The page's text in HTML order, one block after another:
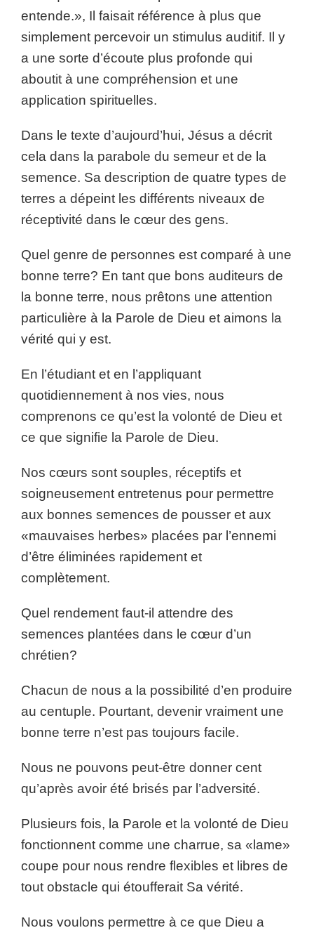
entende.», Il faisait référence à plus que
simplement percevoir un stimulus auditif. Il y
a une sorte d’écoute plus profonde qui
aboutit à une compréhension et une
application spirituelles.
Dans le texte d’aujourd’hui, Jésus a décrit
cela dans la parabole du semeur et de la
semence. Sa description de quatre types de
terres a dépeint les différents niveaux de
réceptivité dans le cœur des gens.
Quel genre de personnes est comparé à une
bonne terre? En tant que bons auditeurs de
la bonne terre, nous prêtons une attention
particulière à la Parole de Dieu et aimons la
vérité qui y est.
En l’étudiant et en l’appliquant
quotidiennement à nos vies, nous
comprenons ce qu’est la volonté de Dieu et
ce que signifie la Parole de Dieu.
Nos cœurs sont souples, réceptifs et
soigneusement entretenus pour permettre
aux bonnes semences de pousser et aux
«mauvaises herbes» placées par l’ennemi
d’être éliminées rapidement et
complètement.
Quel rendement faut-il attendre des
semences plantées dans le cœur d’un
chrétien?
Chacun de nous a la possibilité d’en produire
au centuple. Pourtant, devenir vraiment une
bonne terre n’est pas toujours facile.
Nous ne pouvons peut-être donner cent
qu’après avoir été brisés par l’adversité.
Plusieurs fois, la Parole et la volonté de Dieu
fonctionnent comme une charrue, sa «lame»
coupe pour nous rendre flexibles et libres de
tout obstacle qui étoufferait Sa vérité.
Nous voulons permettre à ce que Dieu a